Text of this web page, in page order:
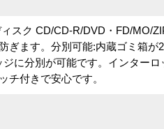
スク CD/CD-R/DVD・FD/MO/
ぎます。分別可能:内蔵ゴミ箱が
に分別が可能です。インター
チ付きで安心です。